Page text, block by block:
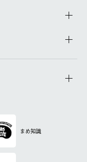
まめ知識